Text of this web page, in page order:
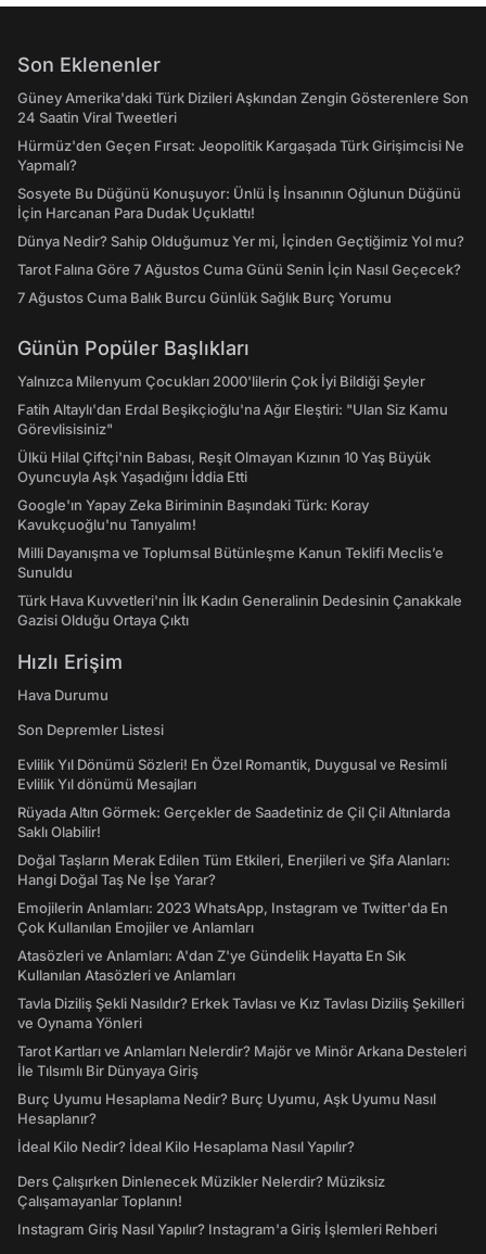
Son Eklenenler
Güney Amerika'daki Türk Dizileri Aşkından Zengin Gösterenlere Son
24 Saatin Viral Tweetleri
Hürmüz'den Geçen Fırsat: Jeopolitik Kargaşada Türk Girişimcisi Ne
Yapmalı?
Sosyete Bu Düğünü Konuşuyor: Ünlü İş İnsanının Oğlunun Düğünü
İçin Harcanan Para Dudak Uçuklattı!
Dünya Nedir? Sahip Olduğumuz Yer mi, İçinden Geçtiğimiz Yol mu?
Tarot Falına Göre 7 Ağustos Cuma Günü Senin İçin Nasıl Geçecek?
7 Ağustos Cuma Balık Burcu Günlük Sağlık Burç Yorumu
Günün Popüler Başlıkları
Yalnızca Milenyum Çocukları 2000'lilerin Çok İyi Bildiği Şeyler
Fatih Altaylı'dan Erdal Beşikçioğlu'na Ağır Eleştiri: "Ulan Siz Kamu
Görevlisisiniz"
Ülkü Hilal Çiftçi'nin Babası, Reşit Olmayan Kızının 10 Yaş Büyük
Oyuncuyla Aşk Yaşadığını İddia Etti
Google'ın Yapay Zeka Biriminin Başındaki Türk: Koray
Kavukçuoğlu'nu Tanıyalım!
Milli Dayanışma ve Toplumsal Bütünleşme Kanun Teklifi Meclis’e
Sunuldu
Türk Hava Kuvvetleri'nin İlk Kadın Generalinin Dedesinin Çanakkale
Gazisi Olduğu Ortaya Çıktı
Hızlı Erişim
Hava Durumu
Son Depremler Listesi
Evlilik Yıl Dönümü Sözleri! En Özel Romantik, Duygusal ve Resimli
Evlilik Yıl dönümü Mesajları
Rüyada Altın Görmek: Gerçekler de Saadetiniz de Çil Çil Altınlarda
Saklı Olabilir!
Doğal Taşların Merak Edilen Tüm Etkileri, Enerjileri ve Şifa Alanları:
Hangi Doğal Taş Ne İşe Yarar?
Emojilerin Anlamları: 2023 WhatsApp, Instagram ve Twitter'da En
Çok Kullanılan Emojiler ve Anlamları
Atasözleri ve Anlamları: A'dan Z'ye Gündelik Hayatta En Sık
Kullanılan Atasözleri ve Anlamları
Tavla Diziliş Şekli Nasıldır? Erkek Tavlası ve Kız Tavlası Diziliş Şekilleri
ve Oynama Yönleri
Tarot Kartları ve Anlamları Nelerdir? Majör ve Minör Arkana Desteleri
İle Tılsımlı Bir Dünyaya Giriş
Burç Uyumu Hesaplama Nedir? Burç Uyumu, Aşk Uyumu Nasıl
Hesaplanır?
İdeal Kilo Nedir? İdeal Kilo Hesaplama Nasıl Yapılır?
Ders Çalışırken Dinlenecek Müzikler Nelerdir? Müziksiz
Çalışamayanlar Toplanın!
Instagram Giriş Nasıl Yapılır? Instagram'a Giriş İşlemleri Rehberi